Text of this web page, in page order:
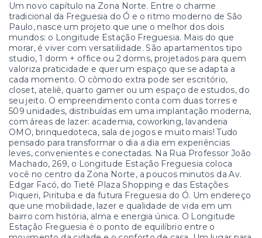
Um novo capítulo na Zona Norte. Entre o charme
tradicional da Freguesia do Ó e o ritmo moderno de São
Paulo, nasce um projeto que une o melhor dos dois
mundos: o Longitude Estação Freguesia. Mais do que
morar, é viver com versatilidade. São apartamentos tipo
studio, 1 dorm + office ou 2 dorms, projetados para quem
valoriza praticidade e quer um espaço que se adapta a
cada momento. O cômodo extra pode ser escritório,
closet, ateliê, quarto gamer ou um espaço de estudos, do
seu jeito. O empreendimento conta com duas torres e
509 unidades, distribuídas em uma implantação moderna,
com áreas de lazer: academia, coworking, lavanderia
OMO, brinquedoteca, sala de jogos e muito mais! Tudo
pensado para transformar o dia a dia em experiências
leves, convenientes e conectadas. Na Rua Professor João
Machado, 269, o Longitude Estação Freguesia coloca
você no centro da Zona Norte, a poucos minutos da Av.
Edgar Facó, do Tietê Plaza Shopping e das Estações
Piqueri, Pirituba e da futura Freguesia do Ó. Um endereço
que une mobilidade, lazer e qualidade de vida em um
bairro com história, alma e energia única. O Longitude
Estação Freguesia é o ponto de equilíbrio entre o